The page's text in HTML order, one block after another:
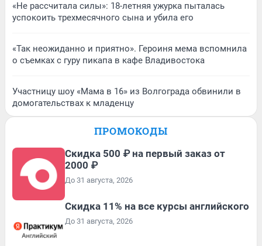
«Не рассчитала силы»: 18-летняя ужурка пыталась
успокоить трехмесячного сына и убила его
«Так неожиданно и приятно». Героиня мема вспомнила
о съемках с гуру пикапа в кафе Владивостока
Участницу шоу «Мама в 16» из Волгограда обвинили в
домогательствах к младенцу
ПРОМОКОДЫ
Скидка 500 ₽ на первый заказ от
2000 ₽
До 31 августа, 2026
Скидка 11% на все курсы английского
До 31 августа, 2026